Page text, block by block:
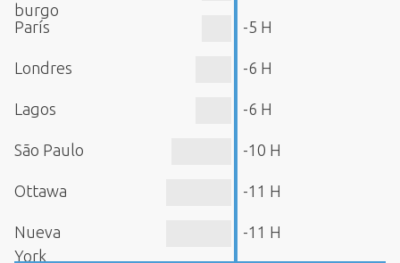
burgo
París -5 H
Londres -6 H
Lagos -6 H
São Paulo -10 H
Ottawa -11 H
Nueva
York
-11 H